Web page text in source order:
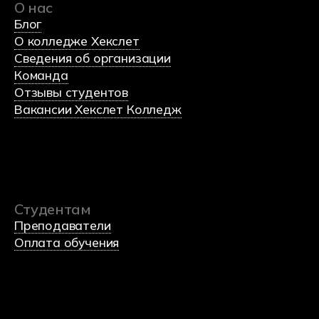
(c) 2023 Автономная некоммерческая
профессиональная образовательная организация
«Хекслет колледж» в партнерстве с
платформой по программированию Хекслет
международным холдингом Эдутех групп
Министерство науки и высшего образования
Российской федерации